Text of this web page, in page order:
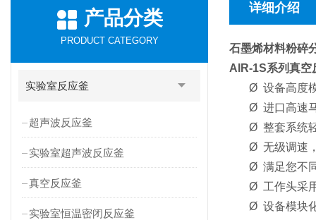
产品分类
PRODUCT CATEGORY
实验室反应釜
超声波反应釜
实验室超声波反应釜
真空反应釜
实验室恒温密闭反应釜
详细介绍
石墨烯材料粉碎
AIR-1S系列真空
Ø 设备高度
Ø 进口高速
Ø 整套系统
Ø 无级调速
Ø 满足您不
Ø 工作头采
Ø 设备模块